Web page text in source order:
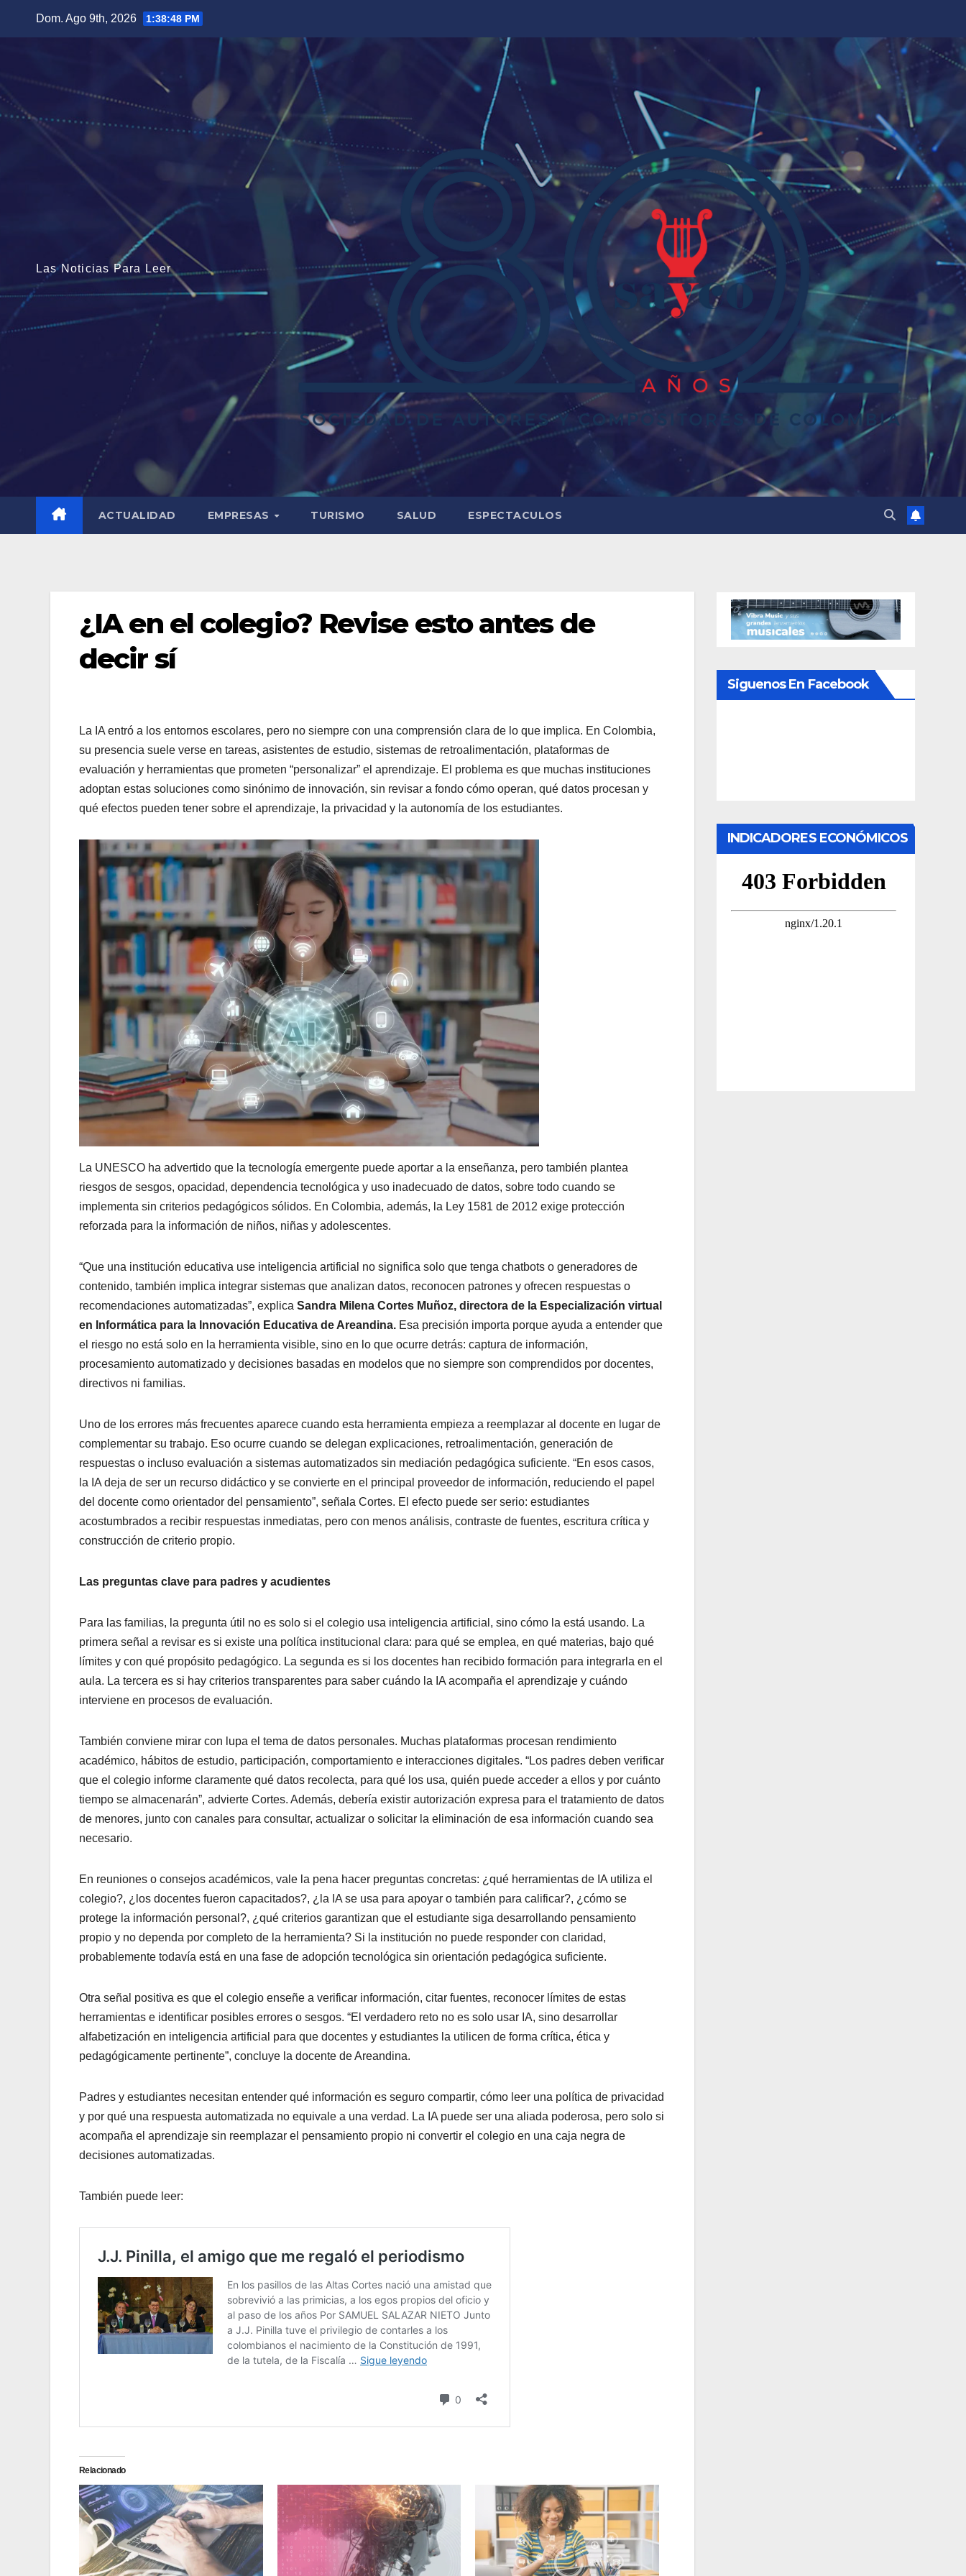
Dom. Ago 9th, 2026 1:38:49 PM
Las Noticias Para Leer
ACTUALIDAD EMPRESAS TURISMO SALUD ESPECTACULOS
¿IA en el colegio? Revise esto antes de
decir sí
La IA entró a los entornos escolares, pero no siempre con una comprensión clara de lo que implica. En Colombia,
su presencia suele verse en tareas, asistentes de estudio, sistemas de retroalimentación, plataformas de
evaluación y herramientas que prometen “personalizar” el aprendizaje. El problema es que muchas instituciones
adoptan estas soluciones como sinónimo de innovación, sin revisar a fondo cómo operan, qué datos procesan y
qué efectos pueden tener sobre el aprendizaje, la privacidad y la autonomía de los estudiantes.
La UNESCO ha advertido que la tecnología emergente puede aportar a la enseñanza, pero también plantea
riesgos de sesgos, opacidad, dependencia tecnológica y uso inadecuado de datos, sobre todo cuando se
implementa sin criterios pedagógicos sólidos. En Colombia, además, la Ley 1581 de 2012 exige protección
reforzada para la información de niños, niñas y adolescentes.
“Que una institución educativa use inteligencia artificial no significa solo que tenga chatbots o generadores de
contenido, también implica integrar sistemas que analizan datos, reconocen patrones y ofrecen respuestas o
recomendaciones automatizadas”, explica Sandra Milena Cortes Muñoz, directora de la Especialización virtual
en Informática para la Innovación Educativa de Areandina. Esa precisión importa porque ayuda a entender que
el riesgo no está solo en la herramienta visible, sino en lo que ocurre detrás: captura de información,
procesamiento automatizado y decisiones basadas en modelos que no siempre son comprendidos por docentes,
directivos ni familias.
Uno de los errores más frecuentes aparece cuando esta herramienta empieza a reemplazar al docente en lugar de
complementar su trabajo. Eso ocurre cuando se delegan explicaciones, retroalimentación, generación de
respuestas o incluso evaluación a sistemas automatizados sin mediación pedagógica suficiente. “En esos casos,
la IA deja de ser un recurso didáctico y se convierte en el principal proveedor de información, reduciendo el papel
del docente como orientador del pensamiento”, señala Cortes. El efecto puede ser serio: estudiantes
acostumbrados a recibir respuestas inmediatas, pero con menos análisis, contraste de fuentes, escritura crítica y
construcción de criterio propio.
Las preguntas clave para padres y acudientes
Para las familias, la pregunta útil no es solo si el colegio usa inteligencia artificial, sino cómo la está usando. La
primera señal a revisar es si existe una política institucional clara: para qué se emplea, en qué materias, bajo qué
límites y con qué propósito pedagógico. La segunda es si los docentes han recibido formación para integrarla en el
aula. La tercera es si hay criterios transparentes para saber cuándo la IA acompaña el aprendizaje y cuándo
interviene en procesos de evaluación.
También conviene mirar con lupa el tema de datos personales. Muchas plataformas procesan rendimiento
académico, hábitos de estudio, participación, comportamiento e interacciones digitales. “Los padres deben verificar
que el colegio informe claramente qué datos recolecta, para qué los usa, quién puede acceder a ellos y por cuánto
tiempo se almacenarán”, advierte Cortes. Además, debería existir autorización expresa para el tratamiento de datos
de menores, junto con canales para consultar, actualizar o solicitar la eliminación de esa información cuando sea
necesario.
En reuniones o consejos académicos, vale la pena hacer preguntas concretas: ¿qué herramientas de IA utiliza el
colegio?, ¿los docentes fueron capacitados?, ¿la IA se usa para apoyar o también para calificar?, ¿cómo se
protege la información personal?, ¿qué criterios garantizan que el estudiante siga desarrollando pensamiento
propio y no dependa por completo de la herramienta? Si la institución no puede responder con claridad,
probablemente todavía está en una fase de adopción tecnológica sin orientación pedagógica suficiente.
Otra señal positiva es que el colegio enseñe a verificar información, citar fuentes, reconocer límites de estas
herramientas e identificar posibles errores o sesgos. “El verdadero reto no es solo usar IA, sino desarrollar
alfabetización en inteligencia artificial para que docentes y estudiantes la utilicen de forma crítica, ética y
pedagógicamente pertinente”, concluye la docente de Areandina.
Padres y estudiantes necesitan entender qué información es seguro compartir, cómo leer una política de privacidad
y por qué una respuesta automatizada no equivale a una verdad. La IA puede ser una aliada poderosa, pero solo si
acompaña el aprendizaje sin reemplazar el pensamiento propio ni convertir el colegio en una caja negra de
decisiones automatizadas.
También puede leer:
Relacionado
Siguenos En Facebook
INDICADORES ECONÓMICOS